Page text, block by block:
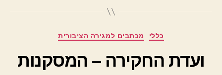
–
שבועיים"קטגוריות כללי מכתבים למגירה הציבורית
ועדת החקירה – המסקנות